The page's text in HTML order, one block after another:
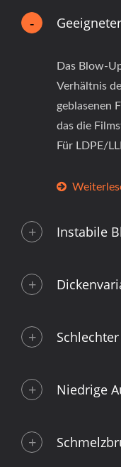
Das Blow-
Verhältnis
geblasenen
das die
Für LDPE/
Instabile
Niedrige